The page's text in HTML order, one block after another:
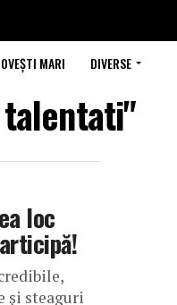
MARI DIVERSE
loc
şi steaguri